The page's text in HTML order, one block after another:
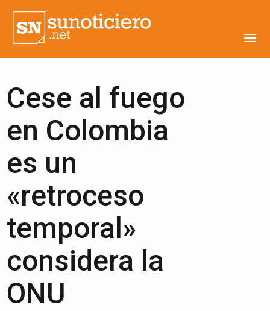
Cese al fuego
en Colombia
es un
«retroceso
temporal»
considera la
ONU